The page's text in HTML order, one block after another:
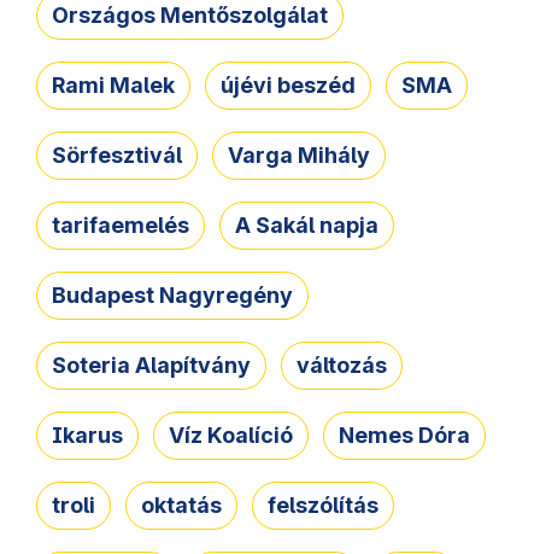
Országos Mentőszolgálat
Rami Malek újévi beszéd SMA
Sörfesztivál Varga Mihály
tarifaemelés A Sakál napja
Budapest Nagyregény
Soteria Alapítvány változás
Ikarus Víz Koalíció Nemes Dóra
troli oktatás felszólítás